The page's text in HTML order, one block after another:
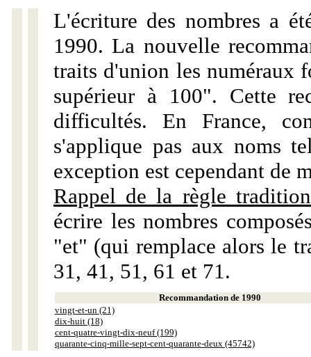
L'écriture des nombres a
1990. La nouvelle
traits d'union les numéraux
supérieur à 100". Cette
difficultés. En France,
s'applique pas aux noms
exception est cependant de
Rappel de la règle
écrire les nombres
"et" (qui remplace alors le
31, 41, 51, 61 et 71.
Recommandation de 1990
vingt-et-un (21)
dix-huit (18)
cent-quatre-vingt-dix-neuf (199)
quarante-cinq-mille-sept-cent-quarante-deux (45742)